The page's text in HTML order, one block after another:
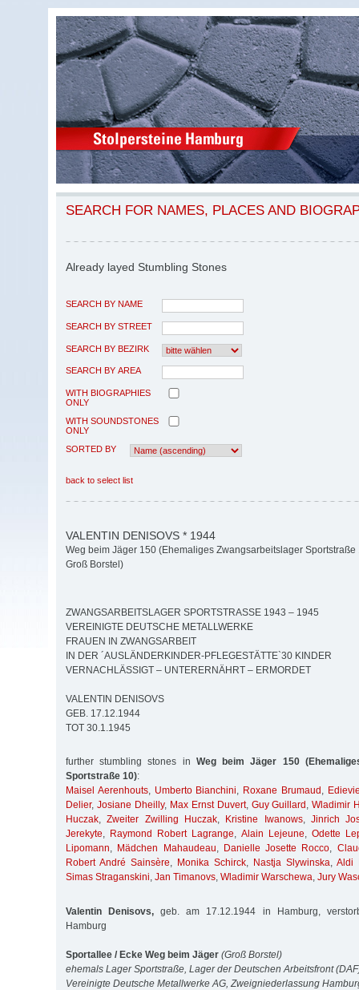
SEARCH FOR NAMES, PLACES AND
Already layed Stumbling Stones
SEARCH BY NAME
SEARCH BY STREET
SEARCH BY BEZIRK
SEARCH BY AREA
WITH BIOGRAPHIES
ONLY
WITH SOUNDSTONES
ONLY
SORTED BY
back to select list
VALENTIN DENISOVS * 1944
Weg beim Jäger 150 (Ehemaliges Zwangsarbeitslager
Groß Borstel)
ZWANGSARBEITSLAGER SPORTSTRASSE 1943 – 1945
VEREINIGTE DEUTSCHE METALLWERKE
FRAUEN IN ZWANGSARBEIT
IN DER ´AUSLÄNDERKINDER-PFLEGESTÄTTE`30 KINDER
VERNACHLÄSSIGT – UNTERERNÄHRT – ERMORDET
VALENTIN DENISOVS
GEB. 17.12.1944
TOT 30.1.1945
further stumbling stones in Weg beim Jäger 150
Sportstraße 10):
Maisel Aerenhouts, Umberto Bianchini, Roxane Brumaud ,
Delier, Josiane Dheilly, Max Ernst Duvert, Guy Guillard ,Wladimir
Huczak,Zweiter Zwilling Huczak, Kristine Iwanows,Jinrich
Jerekyte, Raymond Robert Lagrange, Alain Lejeune, Odette
Lipomann, Mädchen Mahaudeau, Danielle Josette Rocco,
Robert André Sainsère, Monika Schirck, Nastja Slywinska, Aldi
Simas Straganskini, Jan Timanovs, Wladimir Warschewa, Jury
Valentin Denisovs, geb. am 17.12.1944 in Hamburg,
Hamburg
Sportallee / Ecke Weg beim Jäger (Groß Borstel)
ehemals Lager Sportstraße, Lager der Deutschen Arbeitsfront
Vereinigte Deutsche Metallwerke AG, Zweigniederlassung